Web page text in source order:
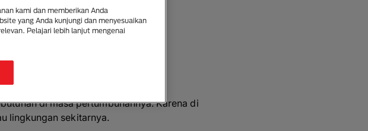
2025
di masa pertumbuhannya. Karena di
lingkungan sekitarnya.
kami dan memberikan Anda
yang Anda kunjungi dan menyesuaikan
Pelajari lebih lanjut mengenai